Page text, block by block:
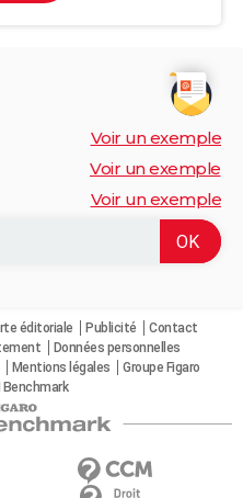
Voir un exemple
Voir un exemple
Voir un exemple
éditoriale Publicité
Contact
Données personnelles
Mentions légales
Groupe Figaro
Benchmark